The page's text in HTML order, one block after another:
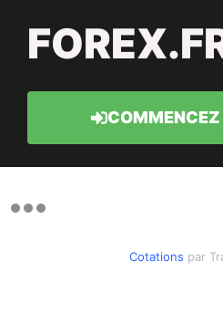
Cotations par